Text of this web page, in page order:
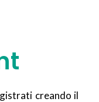
creando il